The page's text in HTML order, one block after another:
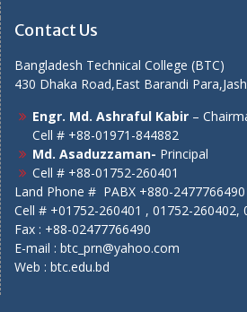
Contact Us
Bangladesh Technical College (BTC)
430 Dhaka Road,East Barandi
Engr. Md. Ashraful Kabir –
Cell # +88-01971-844882
Md. Asaduzzaman- Principal
Cell # +88-01752-260401
Land Phone # PABX +880-2477766490
Cell # +01752-260401 , 01752-260402,
Fax : +88-02477766490
E-mail : btc_prn@yahoo.com
Web : btc.edu.bd